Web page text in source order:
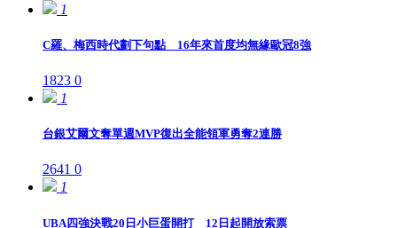
1
C羅、梅西時代劃下句點 16年來首度均無緣歐冠8強
1823 0
1
台銀艾爾文奪單週MVP復出全能領軍勇奪2連勝
2641 0
1
UBA四強決戰20日小巨蛋開打 12日起開放索票